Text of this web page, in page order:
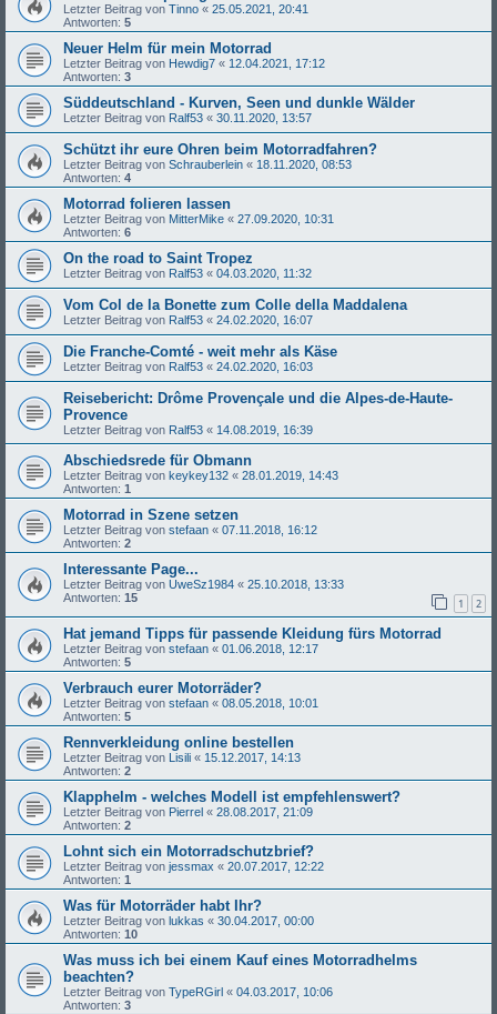
Letzter Beitrag von Tinno « 25.05.2021, 20:41
Antworten: 5
Neuer Helm für mein Motorrad
Letzter Beitrag von Hewdig7 « 12.04.2021, 17:12
Antworten: 3
Süddeutschland - Kurven, Seen und dunkle Wälder
Letzter Beitrag von Ralf53 « 30.11.2020, 13:57
Schützt ihr eure Ohren beim Motorradfahren?
Letzter Beitrag von Schrauberlein « 18.11.2020, 08:53
Antworten: 4
Motorrad folieren lassen
Letzter Beitrag von MitterMike « 27.09.2020, 10:31
Antworten: 6
On the road to Saint Tropez
Letzter Beitrag von Ralf53 « 04.03.2020, 11:32
Vom Col de la Bonette zum Colle della Maddalena
Letzter Beitrag von Ralf53 « 24.02.2020, 16:07
Die Franche-Comté - weit mehr als Käse
Letzter Beitrag von Ralf53 « 24.02.2020, 16:03
Reisebericht: Drôme Provençale und die Alpes-de-Haute-
Provence
Letzter Beitrag von Ralf53 « 14.08.2019, 16:39
Abschiedsrede für Obmann
Letzter Beitrag von keykey132 « 28.01.2019, 14:43
Antworten: 1
Motorrad in Szene setzen
Letzter Beitrag von stefaan « 07.11.2018, 16:12
Antworten: 2
Interessante Page...
Letzter Beitrag von UweSz1984 « 25.10.2018, 13:33
Antworten: 15 1 2
Hat jemand Tipps für passende Kleidung fürs Motorrad
Letzter Beitrag von stefaan « 01.06.2018, 12:17
Antworten: 5
Verbrauch eurer Motorräder?
Letzter Beitrag von stefaan « 08.05.2018, 10:01
Antworten: 5
Rennverkleidung online bestellen
Letzter Beitrag von Lisili « 15.12.2017, 14:13
Antworten: 2
Klapphelm - welches Modell ist empfehlenswert?
Letzter Beitrag von Pierrel « 28.08.2017, 21:09
Antworten: 2
Lohnt sich ein Motorradschutzbrief?
Letzter Beitrag von jessmax « 20.07.2017, 12:22
Antworten: 1
Was für Motorräder habt Ihr?
Letzter Beitrag von lukkas « 30.04.2017, 00:00
Antworten: 10
Was muss ich bei einem Kauf eines Motorradhelms
beachten?
Letzter Beitrag von TypeRGirl « 04.03.2017, 10:06
Antworten: 3